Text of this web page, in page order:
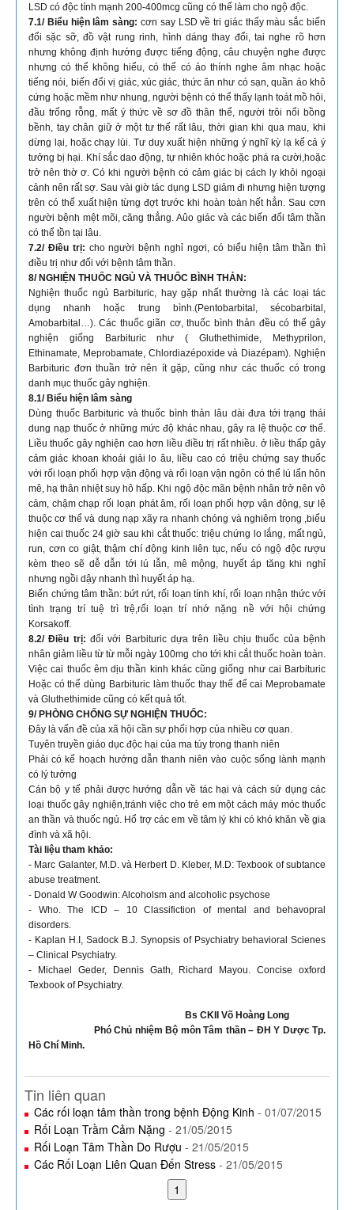
LSD có độc tính mạnh 200-400mcg cũng có thể làm cho ngộ độc.
7.1/ Biểu hiện lâm sàng: cơn say LSD về tri giác thấy màu sắc biến
đổi sặc sỡ, đồ vật rung rinh, hình dáng thay đổi, tai nghe rõ hơn
nhưng không định hướng được tiếng động, câu chuyện nghe được
nhưng có thể không hiểu, có thể có ảo thính nghe âm nhạc hoặc
tiếng nói, biến đổi vị giác, xúc giác, thức ăn như có sạn, quần áo khô
cứng hoặc mềm như nhung, người bệnh có thể thấy lạnh toát mồ hôi,
đầu trống rỗng, mất ý thức về sơ đồ thân thể, người trôi nổi bồng
bềnh, tay chân giữ ở một tư thế rất lâu, thời gian khi qua mau, khi
dừng lại, hoặc chạy lùi. Tư duy xuất hiện những ý nghĩ kỳ lạ kể cả ý
tưởng bị hại. Khí sắc dao động, tự nhiên khóc hoặc phá ra cười,hoặc
trở nên thờ ơ. Có khi người bệnh có cảm giác bị cách ly khỏi ngoại
cảnh nên rất sợ. Sau vài giờ tác dụng LSD giảm đi nhưng hiện tượng
trên có thể xuất hiện từng đợt trước khi hoàn toàn hết hẳn. Sau cơn
người bệnh mệt mõi, căng thẳng. Aûo giác và các biến đổi tâm thần
có thể tồn tại lâu.
7.2/ Điều trị: cho người bệnh nghỉ ngơi, có biểu hiện tâm thần thì
điều trị như đối với bệnh tâm thần.
8/ NGHIỆN THUỐC NGỦ VÀ THUỐC BÌNH THẢN:
Nghiện thuốc ngủ Barbituric, hay gặp nhất thường là các loại tác
dụng nhanh hoặc trung bình.(Pentobarbital, sécobarbital,
Amobarbital…). Các thuốc giãn cơ, thuốc bình thản đều có thể gây
nghiện giống Barbituric như ( Gluthethimide, Methyprilon,
Ethinamate, Meprobamate, Chlordiazépoxide và Diazépam). Nghiện
Barbituric đơn thuần trở nên ít gặp, cũng như các thuốc có trong
danh mục thuốc gây nghiện.
8.1/ Biểu hiện lâm sàng
Dùng thuốc Barbituric và thuốc bình thản lâu dài đưa tới trạng thái
dung nạp thuốc ở những mức độ khác nhau, gây ra lệ thuộc cơ thể.
Liều thuốc gây nghiện cao hơn liều điều trị rất nhiều. ở liều thấp gây
cảm giác khoan khoái giải lo âu, liều cao có triệu chứng say thuốc
với rối loạn phối hợp vận động và rối loạn vận ngôn có thể lú lẩn hôn
mê, hạ thân nhiệt suy hô hấp. Khi ngộ độc mãn bệnh nhân trở nên vô
cảm, chậm chạp rối loạn phát âm, rối loạn phối hợp vận động, sự lệ
thuộc cơ thể và dung nạp xãy ra nhanh chóng và nghiêm trọng ,biểu
hiện cai thuốc 24 giờ sau khi cắt thuốc: triệu chứng lo lắng, mất ngủ,
run, cơn co giật, thậm chí động kinh liên tục, nếu có ngộ độc rượu
kèm theo sẽ dễ dẫn tới lú lẫn, mê mộng, huyết áp tăng khi nghỉ
nhưng ngồi dậy nhanh thì huyết áp hạ.
Biến chứng tâm thần: bứt rứt, rối loạn tính khí, rối loạn nhận thức với
tình trạng trí tuệ trì trệ,rối loạn trí nhớ nặng nề với hội chứng
Korsakoff.
8.2/ Điều trị: đối với Barbituric dựa trên liều chịu thuốc của bệnh
nhân giảm liều từ từ mỗi ngày 100mg cho tới khi cắt thuốc hoàn toàn.
Việc cai thuốc êm dịu thần kinh khác cũng giống như cai Barbituric
Hoặc có thể dùng Barbituric làm thuốc thay thế để cai Meprobamate
và Gluthethimide cũng có kết quả tốt.
9/ PHÒNG CHỐNG SỰ NGHIỆN THUỐC:
Đây là vấn đề của xã hội cần sự phối hợp của nhiều cơ quan.
Tuyên truyền giáo dục độc hại của ma túy trong thanh niên
Phải có kế hoạch hướng dẫn thanh niên vào cuộc sống lành mạnh
có lý tưởng
Cán bộ y tế phải được hướng dẫn về tác hại và cách sử dụng các
loại thuốc gây nghiện,tránh việc cho trẻ em một cách máy móc thuốc
an thần và thuốc ngủ. Hổ trợ các em về tâm lý khi có khó khăn về gia
đình và xã hội.
Tài liệu tham khảo:
- Marc Galanter, M.D. và Herbert D. Kleber, M.D: Texbook of subtance
abuse treatment.
- Donald W Goodwin: Alcoholsm and alcoholic psychose
- Who. The ICD – 10 Classifiction of mental and behavopral
disorders.
- Kaplan H.I, Sadock B.J. Synopsis of Psychiatry behavioral Scienes
– Clinical Psychiatry.
- Michael Geder, Dennis Gath, Richard Mayou. Concise oxford
Texbook of Psychiatry.
Bs CKII Võ Hoàng Long
Phó Chủ nhiệm Bộ môn Tâm thần – ĐH Y Dược Tp.
Hồ Chí Minh.
Tin liên quan
Các rối loạn tâm thần trong bệnh Động Kinh - 01/07/2015
Rối Loạn Trầm Cảm Nặng - 21/05/2015
Rối Loạn Tâm Thần Do Rượu - 21/05/2015
Các Rối Loạn Liên Quan Đến Stress - 21/05/2015